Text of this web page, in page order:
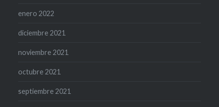
enero 2022
diciembre 2021
noviembre 2021
octubre 2021
septiembre 2021